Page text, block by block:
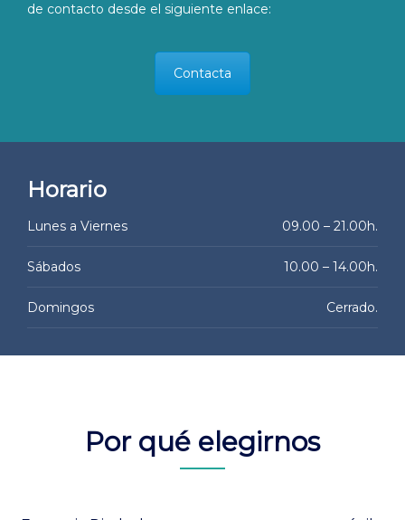
de contacto desde el siguiente enlace:
Contacta
Horario
Lunes a Viernes 09.00 – 21.00h.
Sábados 10.00 – 14.00h.
Domingos Cerrado.
Por qué elegirnos